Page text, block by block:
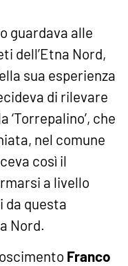
guardava alle
dell’Etna Nord,
sua esperienza
di rilevare
che
nel comune
così il
a livello
da questa
Nord.
Franco